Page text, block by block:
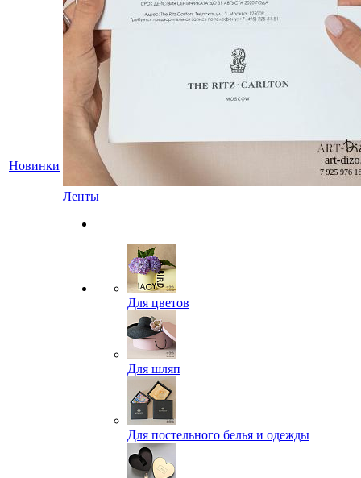
Новинки
Ленты
Для цветов
Для шляп
Для постельного белья и одежды